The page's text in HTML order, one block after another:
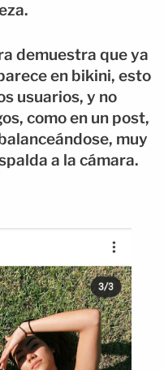
demuestra que ya
en bikini, esto
usuarios, y no
como en un post,
muy
a la cámara.